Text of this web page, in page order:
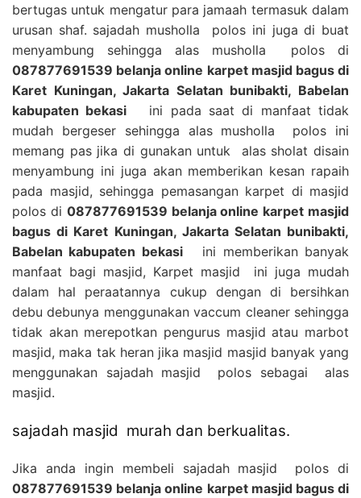
bertugas untuk mengatur para jamaah termasuk dalam
urusan shaf. sajadah musholla polos ini juga di buat
menyambung sehingga alas musholla polos di
087877691539 belanja online karpet masjid bagus di
Karet Kuningan, Jakarta Selatan bunibakti, Babelan
kabupaten bekasi ini pada saat di manfaat tidak
mudah bergeser sehingga alas musholla polos ini
memang pas jika di gunakan untuk alas sholat disain
menyambung ini juga akan memberikan kesan rapaih
pada masjid, sehingga pemasangan karpet di masjid
polos di 087877691539 belanja online karpet masjid
bagus di Karet Kuningan, Jakarta Selatan bunibakti,
Babelan kabupaten bekasiini memberikan banyak
manfaat bagi masjid, Karpet masjid ini juga mudah
dalam hal peraatannya cukup dengan di bersihkan
debu debunya menggunakan vaccum cleaner sehingga
tidak akan merepotkan pengurus masjid atau marbot
masjid, maka tak heran jika masjid masjid banyak yang
menggunakan sajadah masjid polos sebagai alas
masjid.
sajadah masjid murah dan berkualitas.
Jika anda ingin membeli sajadah masjid polos di
087877691539 belanja online karpet masjid bagus di